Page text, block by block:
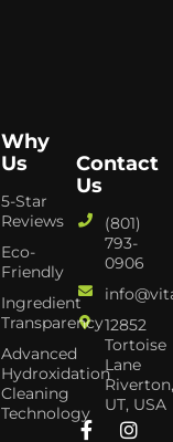
Why
Us
5-Star
Reviews
Eco-
Friendly
Ingredient
Transparency
Advanced
Hydroxidation
Cleaning
Technology
Contact
Us
(801)
793-
0906
12852
Tortoise
Lane
UT, USA